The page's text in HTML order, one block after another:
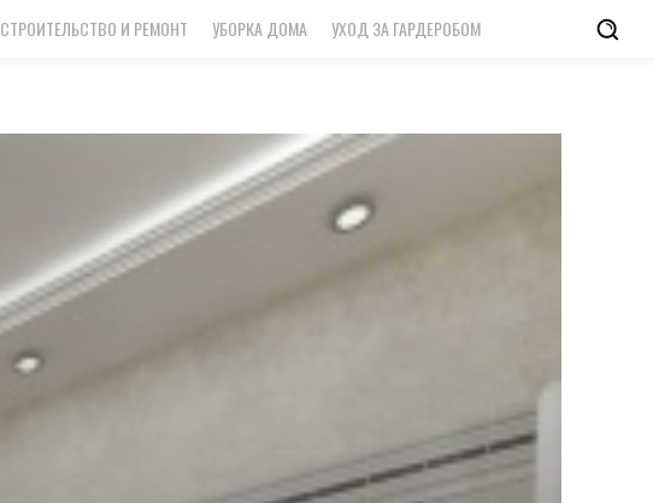
СТРОИТЕЛЬСТВО И РЕМОНТ УБОРКА ДОМА УХОД ЗА ГАРДЕРОБОМ